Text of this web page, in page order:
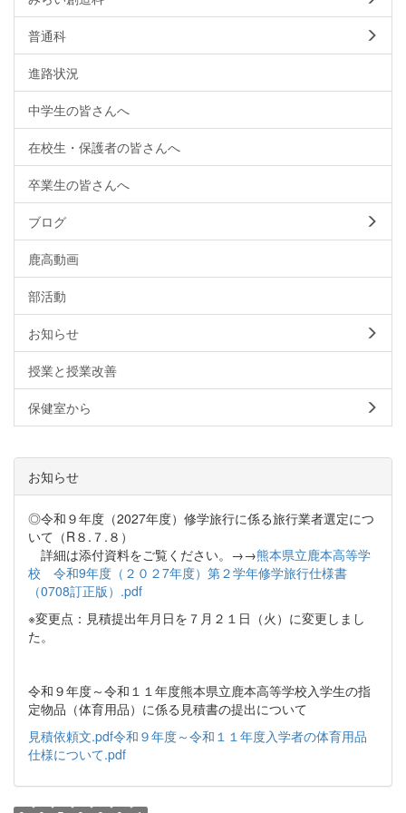
普通科
進路状況
中学生の皆さんへ
在校生・保護者の皆さんへ
卒業生の皆さんへ
ブログ
鹿高動画
部活動
お知らせ
授業と授業改善
保健室から
お知らせ
◎令和９年度（2027年度）修学旅行に係る旅行業者選定につ
いて（R８.７.８）
詳細は添付資料をご覧ください。→→熊本県立鹿本高等学
校 令和9年度（２０２7年度）第２学年修学旅行仕様書
（0708訂正版）.pdf
※変更点：見積提出年月日を７月２１日（火）に変更しまし
た。
令和９年度～令和１１年度熊本県立鹿本高等学校入学生の指
定物品（体育用品）に係る見積書の提出について
見積依頼文.pdf令和９年度～令和１１年度入学者の体育用品
仕様について.pdf